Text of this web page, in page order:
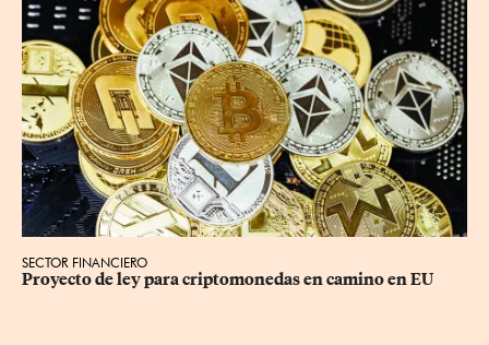
SECTOR FINANCIERO
Proyecto de ley para criptomonedas en camino en EU